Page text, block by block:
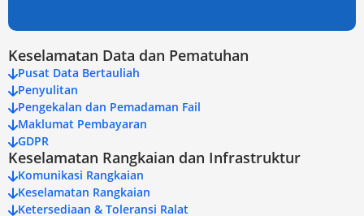
Keselamatan Data dan Pematuhan
Pusat Data Bertauliah
Penyulitan
Pengekalan dan Pemadaman Fail
Maklumat Pembayaran
GDPR
Keselamatan Rangkaian dan Infrastruktur
Komunikasi Rangkaian
Keselamatan Rangkaian
Ketersediaan & Toleransi Ralat